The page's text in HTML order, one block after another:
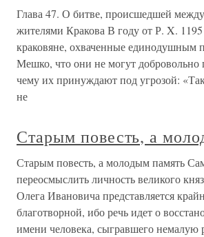
Глава 47. О битве, происшедшей
жителями Кракова В году от Р. X.
краковяне, охвачен­ные единодушным
Мешко, что они не могут добровольно
чему их принуж­дают под угрозой:
не
Старым повесть, а
Старым повесть, а молодым память
переосмыслить личность великого
Олега Ивановича представляется
благотворной, ибо речь идет о
имени человека, сыгравшего немалую